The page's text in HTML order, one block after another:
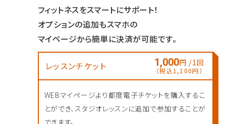
フィットネスをスマートにサポート！
オプションの追加もスマホの
マイページから簡単に決済が可能です。
レッスンチケット 1,000円 /1回
（税込1,100円）
WEBマイページより都度電子チケットを購入するこ
とができ、スタジオレッスンに追加で参加することが